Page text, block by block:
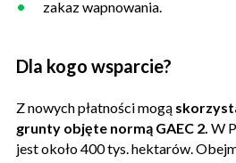
zakaz wapnowania.
Dla kogo wsparcie?
Z nowych płatności mogą
grunty objęte normą GAEC 2. W
jest około 400 tys. hektarów.